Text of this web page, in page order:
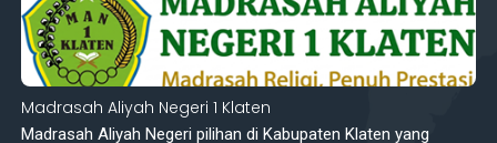
Madrasah Aliyah Negeri 1 Klaten
Madrasah Aliyah Negeri pilihan di Kabupaten Klaten yang